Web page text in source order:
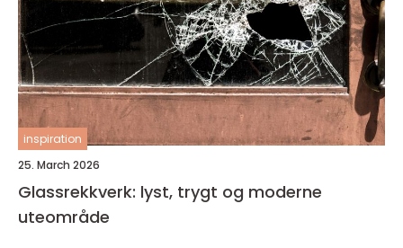
inspiration
25. March 2026
Glassrekkverk: lyst, trygt og moderne
uteområde